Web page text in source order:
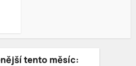
tento měsíc: